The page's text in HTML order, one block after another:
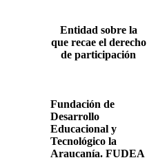
Entidad sobre la
que recae el derecho
de participación
Fundación de
Desarrollo
Educacional y
Tecnológico la
Araucanía. FUDEA